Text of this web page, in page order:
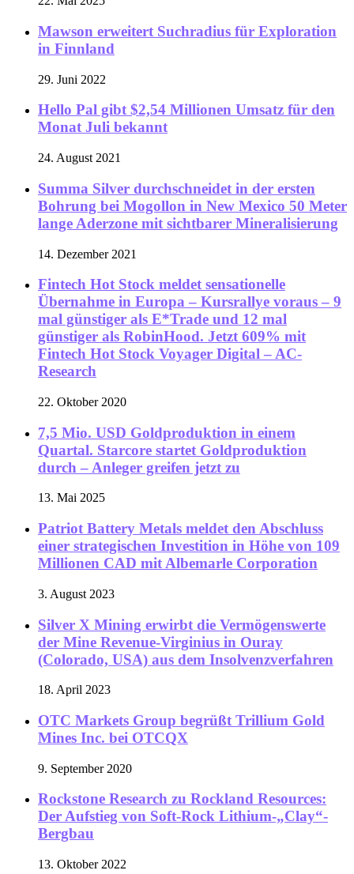
Mawson erweitert Suchradius für Exploration
in Finnland
29. Juni 2022
Hello Pal gibt $2,54 Millionen Umsatz für den
Monat Juli bekannt
24. August 2021
Summa Silver durchschneidet in der ersten
Bohrung bei Mogollon in New Mexico 50 Meter
lange Aderzone mit sichtbarer Mineralisierung
14. Dezember 2021
Fintech Hot Stock meldet sensationelle
Übernahme in Europa – Kursrallye voraus – 9
mal günstiger als E*Trade und 12 mal
günstiger als RobinHood. Jetzt 609% mit
Fintech Hot Stock Voyager Digital – AC-
Research
22. Oktober 2020
7,5 Mio. USD Goldproduktion in einem
Quartal. Starcore startet Goldproduktion
durch – Anleger greifen jetzt zu
13. Mai 2025
Patriot Battery Metals meldet den Abschluss
einer strategischen Investition in Höhe von 109
Millionen CAD mit Albemarle Corporation
3. August 2023
Silver X Mining erwirbt die Vermögenswerte
der Mine Revenue-Virginius in Ouray
(Colorado, USA) aus dem Insolvenzverfahren
18. April 2023
OTC Markets Group begrüßt Trillium Gold
Mines Inc. bei OTCQX
9. September 2020
Rockstone Research zu Rockland Resources:
Der Aufstieg von Soft-Rock Lithium-„Clay“-
Bergbau
13. Oktober 2022